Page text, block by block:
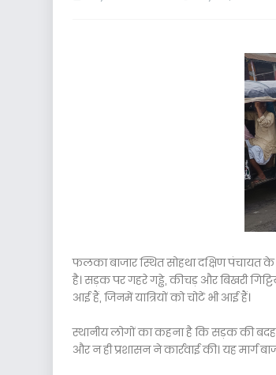
फलका बाजार स्थित सोहथा दक्षिण पंचायत
है। सड़क पर गहरे गड्ढे, कीचड़ और बिखरी
आई हैं, जिनमें यात्रियों को चोटें भी आई हैं।
स्थानीय लोगों का कहना है कि सड़क की
और न ही प्रशासन ने कार्रवाई की। यह मार्ग